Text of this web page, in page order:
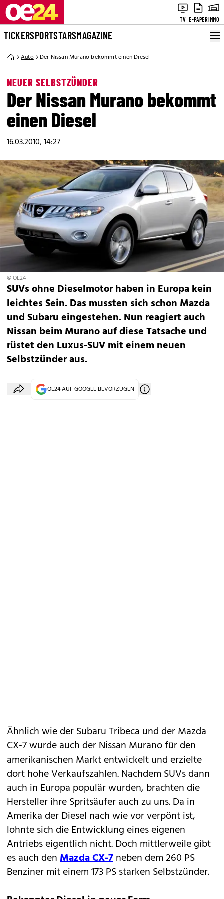
TV E-PAPERIMMO
TICKERSPORTSTARSMAGAZINE
Auto Der Nissan Murano bekommt einen Diesel
NEUER SELBSTZÜNDER
Der Nissan Murano bekommt
einen Diesel
16.03.2010, 14:27
© OE24
SUVs ohne Dieselmotor haben in Europa kein
leichtes Sein. Das mussten sich schon Mazda
und Subaru eingestehen. Nun reagiert auch
Nissan beim Murano auf diese Tatsache und
rüstet den Luxus-SUV mit einem neuen
Selbstzünder aus.
OE24 AUF GOOGLE BEVORZUGEN
Ähnlich wie der Subaru Tribeca und der Mazda
CX-7 wurde auch der Nissan Murano für den
amerikanischen Markt entwickelt und erzielte
dort hohe Verkaufszahlen. Nachdem SUVs dann
auch in Europa populär wurden, brachten die
Hersteller ihre Spritsäufer auch zu uns. Da in
Amerika der Diesel nach wie vor verpönt ist,
lohnte sich die Entwicklung eines eigenen
Antriebs eigentlich nicht. Doch mittlerweile gibt
es auch denMazda CX-7neben dem 260 PS
Benziner mit einem 173 PS starken Selbstzünder.